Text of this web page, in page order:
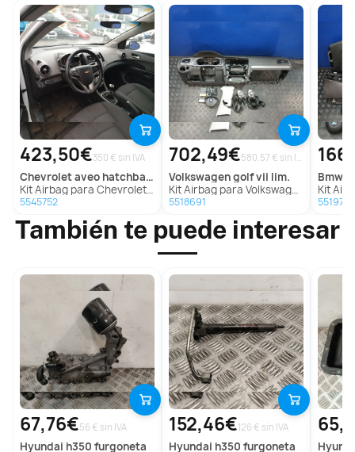
423,50€350 € sin IVA
chevroletaveo hatchback (t300)
Kit Airbag para Chevrolet Aveo Hatchback (T300)
5545752
702,49€ 580.57 € sin IVA
volkswagengolf vii lim.
Kit Airbag para Volkswagen Golf Vii Lim.
5518691
bmw
Kit Airbag
5519745
También te puede interesar
67,76€56 € sin IVA
hyundai h350 furgoneta
152,46€126 € sin IVA
hyundai h350 furgoneta